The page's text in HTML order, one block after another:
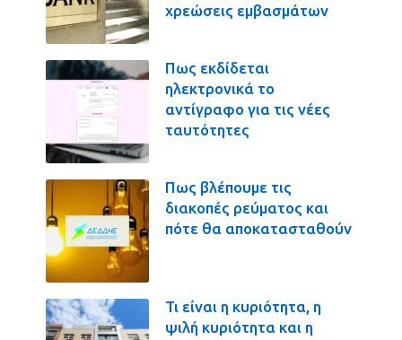
χρεώσεις εμβασμάτων
Πως εκδίδεται
ηλεκτρονικά το
αντίγραφο για τις νέες
ταυτότητες
Πως βλέπουμε τις
διακοπές ρεύματος και
πότε θα αποκατασταθούν
Τι είναι η κυριότητα, η
ψιλή κυριότητα και η